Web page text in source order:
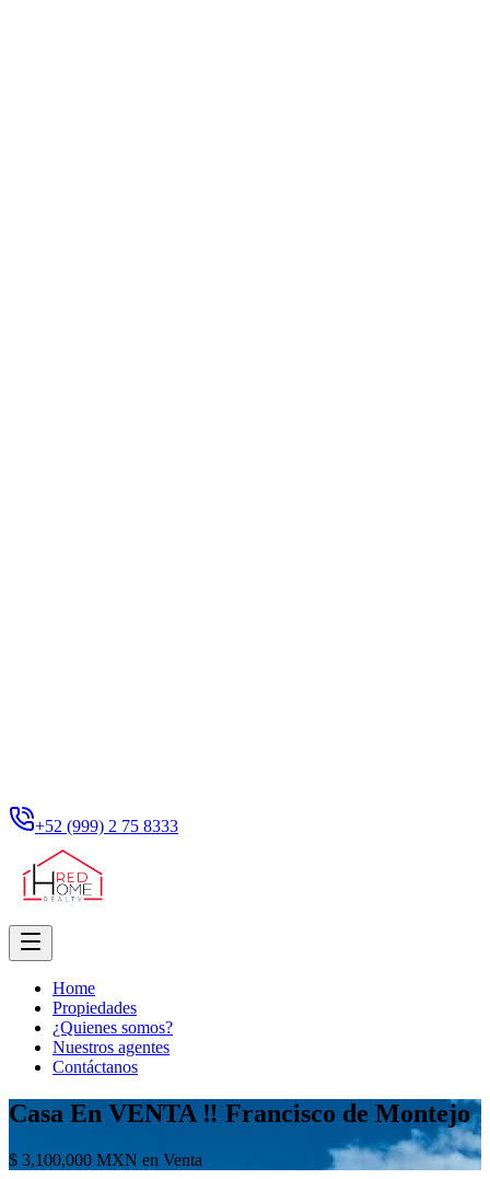
+52 (999) 2 75 8333
Home
Propiedades
¿Quienes somos?
Nuestros agentes
Contáctanos
Casa En VENTA ‼️ Francisco de Montejo
$ 3,100,000 MXN en Venta